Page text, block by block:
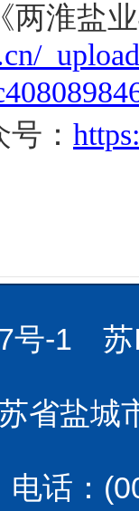
两淮盐
：
号-1
省盐
话：